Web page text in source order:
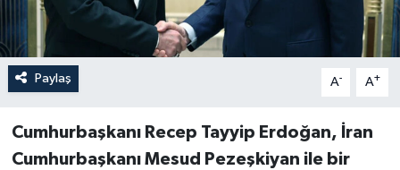
Paylaş A- A+
Cumhurbaşkanı Recep Tayyip Erdoğan, İran
Cumhurbaşkanı Mesud Pezeşkiyan ile bir